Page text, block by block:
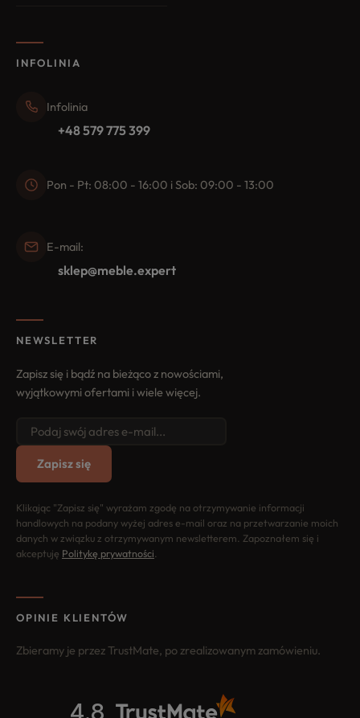
INFOLINIA
Infolinia
+48 579 775 399
Pon - Pt: 08:00 - 16:00 i Sob: 09:00 - 13:00
E-mail:
sklep@meble.expert
NEWSLETTER
Zapisz się i bądź na bieżąco z nowościami,
wyjątkowymi ofertami i wiele więcej.
Zapisz się
Klikając "Zapisz się" wyrażam zgodę na otrzymywanie informacji
handlowych na podany wyżej adres e-mail oraz na przetwarzanie moich
danych w związku z otrzymywanym newsletterem. Zapoznałem się i
akceptuję Politykę prywatności
OPINIE KLIENTÓW
Zbieramy je przez TrustMate, po zrealizowanym zamówieniu.